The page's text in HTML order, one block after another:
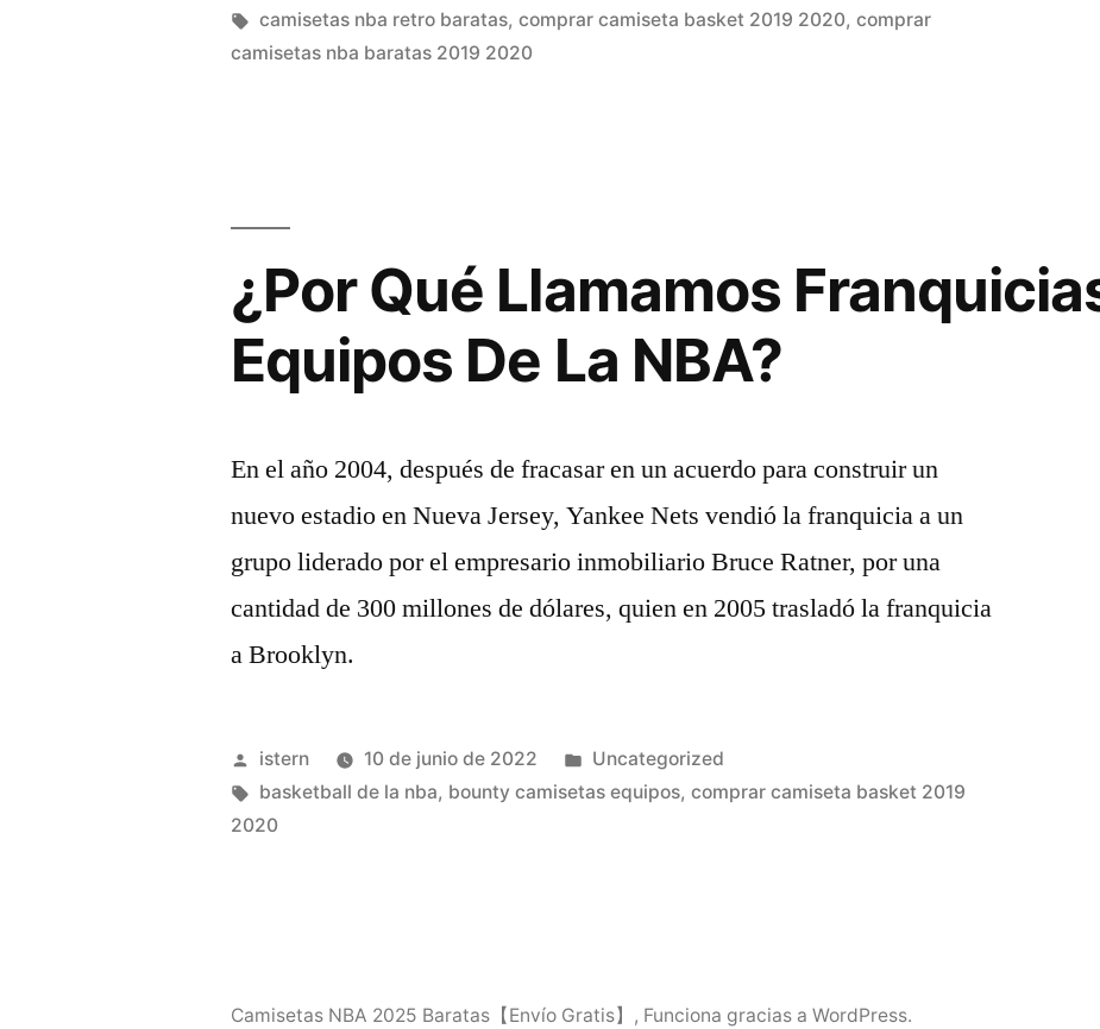
La
Enciclopedia
por
en
Etiquetas:
camisetas nba retro baratas,comprar camiseta basket 2019 2020,comprar
camisetas nba baratas 2019 2020
¿Por Qué Llamamos
Equipos De La NBA?
En el año 2004, después de fracasar en un acuerdo para construir un
nuevo estadio en Nueva Jersey, Yankee Nets vendió la franquicia a un
grupo liderado por el empresario inmobiliario Bruce Ratner, por una
cantidad de 300 millones de dólares, quien en 2005 trasladó la franquicia
a Brooklyn.
Publicado
por
istern 10 de junio de 2022
Publicado
en
Uncategorized
Etiquetas:
basketball de la nba, bounty camisetas equipos,comprar camiseta basket 2019
2020
Camisetas NBA 2025 Baratas【Envío Gratis】 , Funciona gracias a WordPress.